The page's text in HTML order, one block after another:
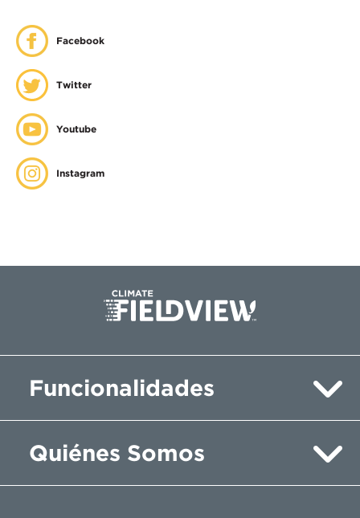
Facebook
Twitter
Youtube
Instagram
Funcionalidades
Quiénes Somos